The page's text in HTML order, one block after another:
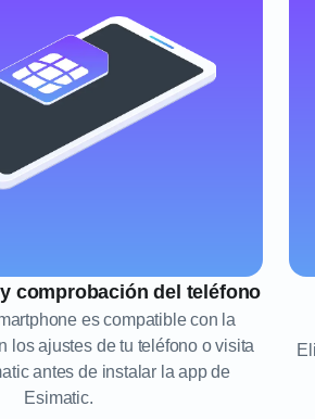
comprobación del teléfono
es compatible con la
los ajustes de tu teléfono o visita
antes de instalar la app de
Esimatic.